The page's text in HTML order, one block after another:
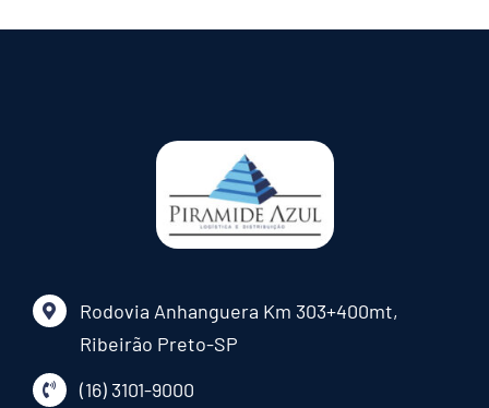
Rodovia Anhanguera Km 303+400mt,
Ribeirão Preto-SP
(16) 3101-9000